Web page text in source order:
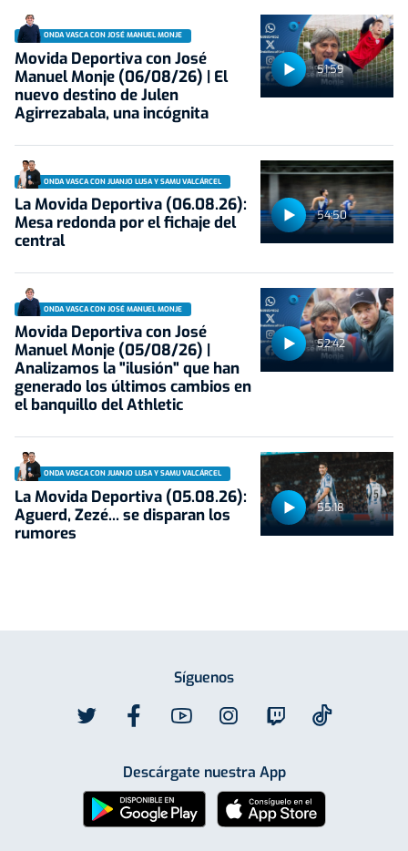
51:59
ONDA VASCA CON JOSÉ MANUEL MONJE
Movida Deportiva con José
Manuel Monje (06/08/26) | El
nuevo destino de Julen
Agirrezabala, una incógnita
54:50
ONDA VASCA CON JUANJO LUSA Y SAMU VALCÁRCEL
La Movida Deportiva (06.08.26):
Mesa redonda por el fichaje del
central
52:42
ONDA VASCA CON JOSÉ MANUEL MONJE
Movida Deportiva con José
Manuel Monje (05/08/26) |
Analizamos la "ilusión" que han
generado los últimos cambios en
el banquillo del Athletic
55:18
ONDA VASCA CON JUANJO LUSA Y SAMU VALCÁRCEL
La Movida Deportiva (05.08.26):
Aguerd, Zezé... se disparan los
rumores
Síguenos
Descárgate nuestra App